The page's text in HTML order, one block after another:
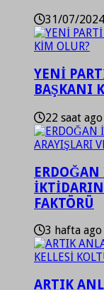
31/07/2024
YENİ
BAŞKANI
22 saat ago
İKTİDARIN
FAKTÖRÜ
3 hafta ago
ARTIK